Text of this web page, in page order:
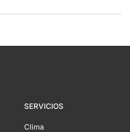
SERVICIOS
Clima